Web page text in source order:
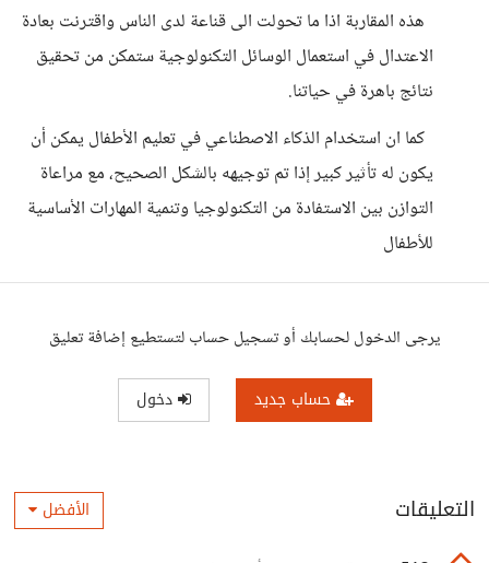
هذه المقاربة اذا ما تحولت الى قناعة لدى الناس واقترنت بعادة
الاعتدال في استعمال الوسائل التكنولوجية ستمكن من تحقيق
نتائج باهرة في حياتنا.
كما ان استخدام الذكاء الاصطناعي في تعليم الأطفال يمكن أن
يكون له تأثير كبير إذا تم توجيهه بالشكل الصحيح، مع مراعاة
التوازن بين الاستفادة من التكنولوجيا وتنمية المهارات الأساسية
للأطفال
يرجى الدخول لحسابك أو تسجيل حساب لتستطيع إضافة تعليق
حساب جديد دخول
التعليقات الأفضل